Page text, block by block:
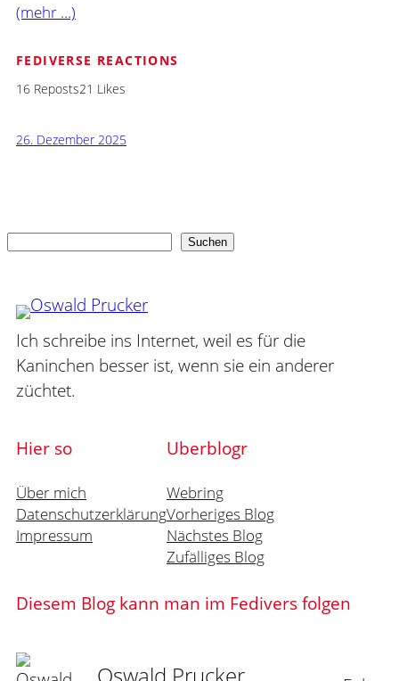
(mehr …)
FEDIVERSE REACTIONS
16 Reposts21 Likes
26. Dezember 2025
Suchen Suchen
Ich schreibe ins Internet, weil es für die
Kaninchen besser ist, wenn sie ein anderer
züchtet.
Hier so
Über mich
Datenschutzerklärung
Impressum
Uberblogr
Webring
Vorheriges Blog
Nächstes Blog
Zufälliges Blog
Diesem Blog kann man im Fedivers folgen